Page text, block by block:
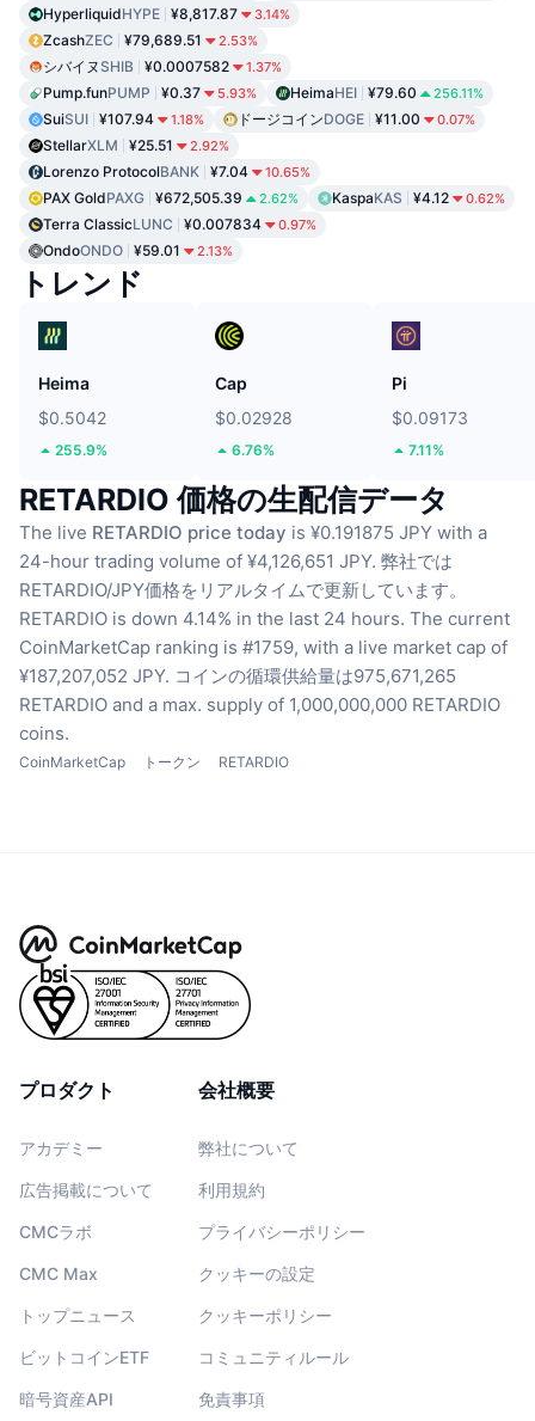
HyperliquidHYPE ¥8,817.87 3.14%
ZcashZEC ¥79,689.51 2.53%
シバイヌ SHIB ¥0.0007582 1.37%
Pump.funPUMP ¥0.37 5.93% HeimaHEI ¥79.60 256.11%
SuiSUI ¥107.94 1.18% ドージコインDOGE ¥11.00 0.07%
StellarXLM ¥25.51 2.92%
Lorenzo ProtocolBANK ¥7.04 10.65%
PAX GoldPAXG ¥672,505.39 2.62% KaspaKAS ¥4.12 0.62%
Terra ClassicLUNC ¥0.007834 0.97%
OndoONDO ¥59.01 2.13%
トレンド
Heima
$0.5042
255.9%
Cap
$0.02928
6.76%
Pi
$0.09173
7.11%
RETARDIO 価格の生配信データ
The live RETARDIO price today is ¥0.191875 JPY with a
24-hour trading volume of ¥4,126,651 JPY. 弊社では
RETARDIO/JPY価格をリアルタイムで更新しています。
RETARDIO is down 4.14% in the last 24 hours. The current
CoinMarketCap ranking is #1759, with a live market cap of
¥187,207,052 JPY. コインの循環供給量は975,671,265
RETARDIO and a max. supply of 1,000,000,000 RETARDIO
coins.
CoinMarketCap トークン RETARDIO
プロダクト
アカデミー
広告掲載について
CMCラボ
CMC Max
トップニュース
ビットコインETF
暗号資産API
会社概要
弊社について
利用規約
プライバシーポリシー
クッキーの設定
クッキーポリシー
コミュニティルール
免責事項